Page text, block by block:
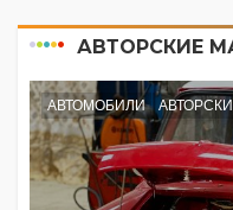
АВТОРСКИЕ
АВТОМОБИЛИ